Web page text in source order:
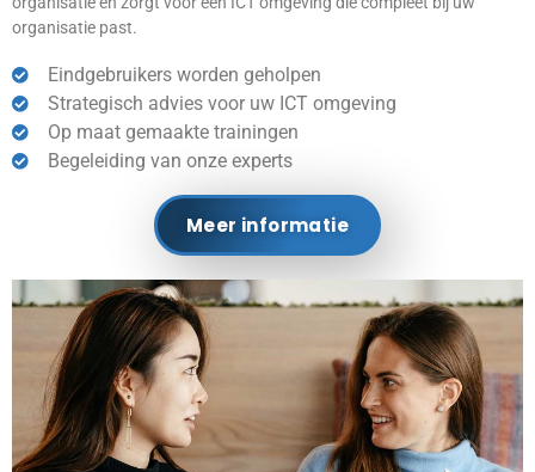
organisatie past.
Eindgebruikers worden geholpen
Strategisch advies voor uw ICT omgeving
Op maat gemaakte trainingen
Begeleiding van onze experts
Meer informatie